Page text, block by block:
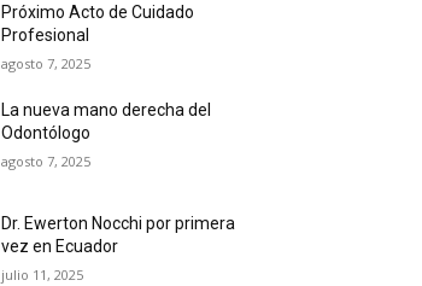
Próximo Acto de Cuidado
Profesional
agosto 7, 2025
La nueva mano derecha del
Odontólogo
agosto 7, 2025
Dr. Ewerton Nocchi por primera
vez en Ecuador
julio 11, 2025